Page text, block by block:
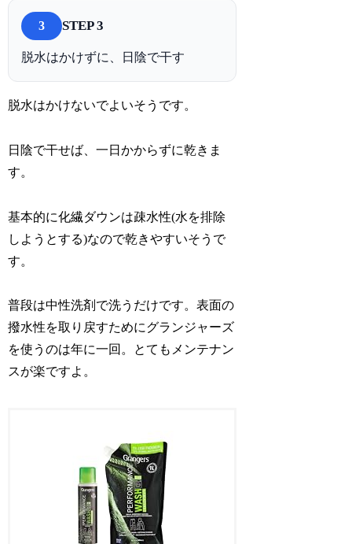
3 STEP 3
脱水はかけずに、日陰で干す
脱水はかけないでよいそうです。
日陰で干せば、一日かからずに乾きま
す。
基本的に化繊ダウンは疎水性(水を排除
しようとする)なので乾きやすいそうで
す。
普段は中性洗剤で洗うだけです。表面の
撥水性を取り戻すためにグランジャーズ
を使うのは年に一回。とてもメンテナン
スが楽ですよ。